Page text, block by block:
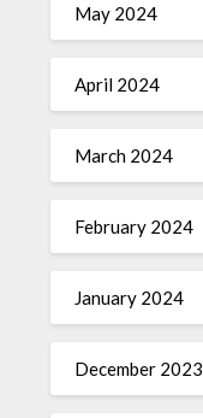
May 2024
April 2024
March 2024
February 2024
January 2024
December 2023